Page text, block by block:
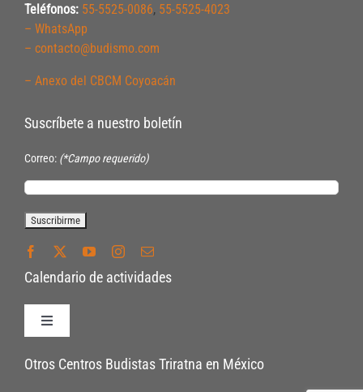
Teléfonos: 55-5525-0086, 55-5525-4023
– WhatsApp
– contacto@budismo.com
– Anexo del CBCM Coyoacán
Suscríbete a nuestro boletín
Correo: (*Campo requerido)
Calendario de actividades
Toggle
Políticas de Inscripción
Otros Centros Budistas Triratna en México